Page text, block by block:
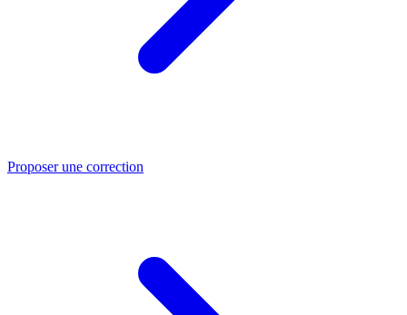
Proposer une correction